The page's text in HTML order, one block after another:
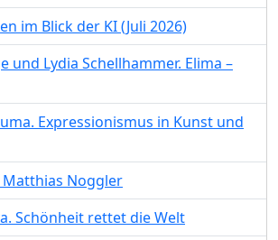
im Blick der KI (Juli 2026)
und Lydia Schellhammer. Elima –
Expressionismus in Kunst und
Matthias Noggler
Schönheit rettet die Welt